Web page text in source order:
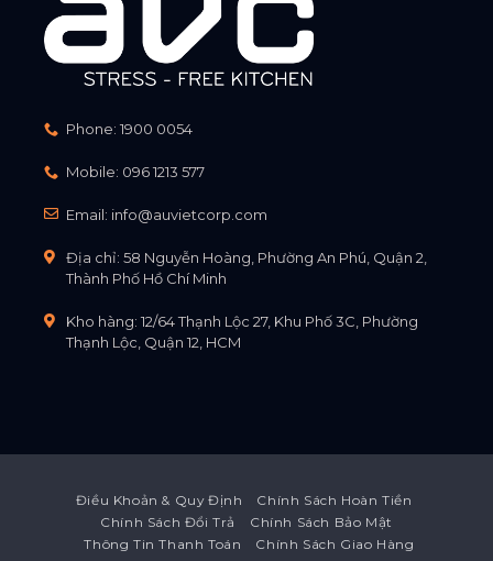
Phone: 1900 0054
Mobile: 096 1213 577
Email: info@auvietcorp.com
Địa chỉ: 58 Nguyễn Hoàng, Phường An Phú, Quận 2,
Thành Phố Hồ Chí Minh
Kho hàng: 12/64 Thạnh Lộc 27, Khu Phố 3C, Phường
Thạnh Lộc, Quận 12, HCM
Điều Khoản & Quy Định
Chính Sách Hoàn Tiền
Chính Sách Đổi Trả
Chính Sách Bảo Mật
Thông Tin Thanh Toán
Chính Sách Giao Hàng